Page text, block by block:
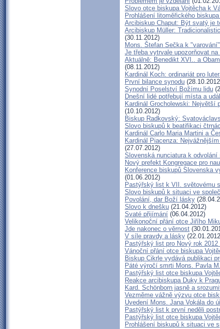
Slovo otce biskupa Vojtěcha k
Prohlášení litoměřického
Arcibiskup Chaput: Být svatý je
Arcibiskup Müller:
(30.11.2012)
Mons. Štefan Sečka k
Je třeba vytrvale upozorňovat
Aktuálně: Benedikt XVI.. a
(08.11.2012)
Kardinál Koch: ordinariát pro
První bilance synodu
Synodní Poselství Božímu lidu
Dnešní lidé potřebují místa a
Kardinál Grocholewski: Největší
(10.10.2012)
Biskup Radkovský:
Slovo biskupů k beatifikaci
Kardinál Carlo Maria Martini a
Kardinál Piacenza:
(27.07.2012)
Slovenská nunciatura k
Nový prefekt Kongregace pro
Konference biskupů Slovenska
(01.06.2012)
Pastýřský list k VII. světovému
Slovo biskupů k situaci ve
Povolání, dar Boží lásky
Slovo k dnešku (21.04.2012)
Svaté přijímání (06.04.2012)
Velikonoční přání otce Jiřího
Jde nakonec o věrnost
V síle pravdy a lásky
Pastýřský list pro Nový rok 2012
Vánoční přání otce biskupa
Biskup Cikrle vydává publikaci
Páté výročí smrti Mons. Pavla
Pastýřský list otce biskupa
Reakce arcibiskupa Duky k
Kard. Schönborn jasně a
Vezměme vážně výzvu otce
Uvedení Mons. Jana Vokála do
Pastýřský list k první neděli
Pastýřský list otce biskupa
Prohlášení biskupů k situaci ve